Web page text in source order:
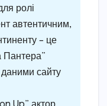
ролі
автентичним,
– це
Пантера”
даними сайту